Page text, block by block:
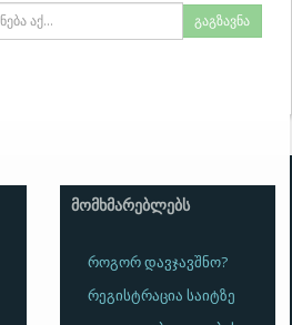
გაგზავნა
ᲛᲝᲛᲮᲛᲐᲠᲔᲑᲚᲔᲑᲡ
როგორ დავჯავშნო?
რეგისტრაცია საიტზე